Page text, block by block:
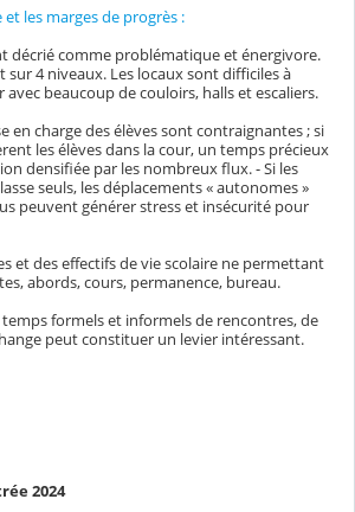
les marges de progrès :
décrié comme problématique et énergivore.
sur 4 niveaux. Les locaux sont difficiles à
avec beaucoup de couloirs, halls et escaliers.
en charge des élèves sont contraignantes ; si
les élèves dans la cour, un temps précieux
densifiée par les nombreux flux. - Si les
seuls, les déplacements « autonomes »
peuvent générer stress et insécurité pour
et des effectifs de vie scolaire ne permettant
abords, cours, permanence, bureau.
formels et informels de rencontres, de
peut constituer un levier intéressant.
2024